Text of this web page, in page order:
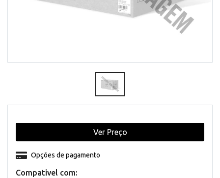
Compativel com:
Opções de pagamento
Ver Preço